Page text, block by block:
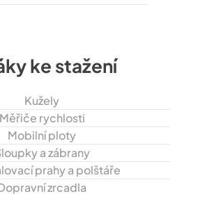
ke stažení
Kužely
Měřiče rychlosti
Mobilní ploty
a zábrany
prahy a polštáře
zrcadla